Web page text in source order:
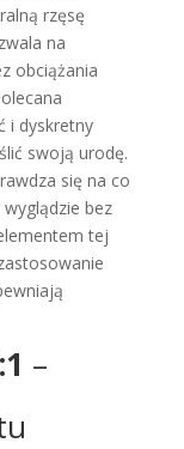
rzęsę
na
obciążania
i dyskretny
swoją urodę.
się na co
bez
tej
–